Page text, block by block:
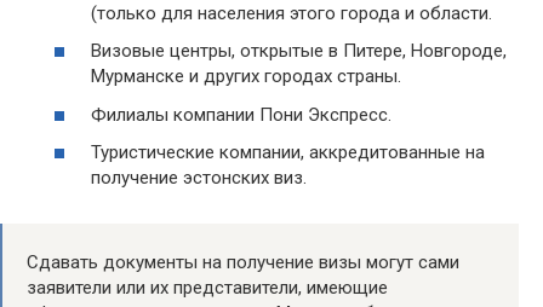
(только для населения этого города и области.
Визовые центры, открытые в Питере, Новгороде,
Мурманске и других городах страны.
Филиалы компании Пони Экспресс.
Туристические компании, аккредитованные на
получение эстонских виз.
Сдавать документы на получение визы могут сами
заявители или их представители, имеющие